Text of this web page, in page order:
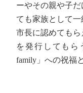
ーやその親や子
ても家族として
市長に認めても
を発行してもら
family」への祝福